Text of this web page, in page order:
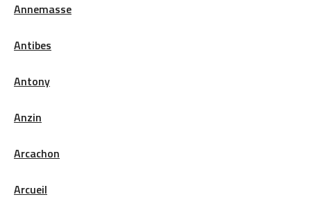
Annemasse
Antibes
Antony
Anzin
Arcachon
Arcueil